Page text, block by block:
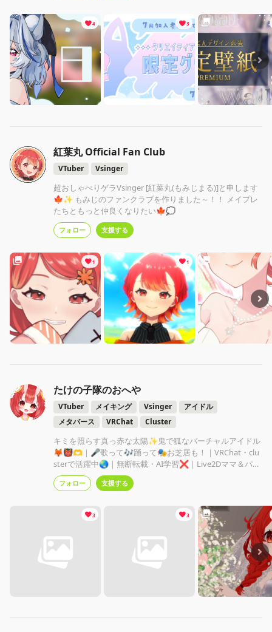
4 3
紅葉丸 Official Fan Club
VTuber Vsinger
超おしゃべりゲラVsinger [紅葉丸(もみじまる)]と申します
🍁✨ もみじのファンクラブを作りました～！！ メイプレ
たちともっと仲良くなりたい🍁💭
フォロー 支援する
1 1
たけの子隊のおへや
VTuber メイキング Vsinger
アイドル
メタバース
VRChat Cluster
キミを照らす真っ赤な太陽✨鬼で狐なバーチャルアイドル
🦊👹🫶｜🎤歌って🎶踊って🎭お芝居も！｜VRChat・clu
sterで活躍中🌏｜無断転載・AI学習❌｜Live2Dママ＆パパ
@anoano00000
フォロー 支援する
3 3